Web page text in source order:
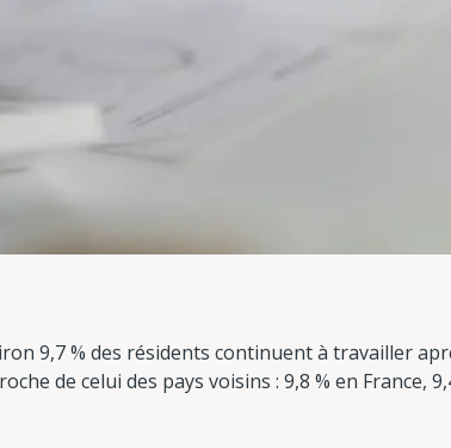
9,7 % des résidents continuent à travailler
de celui des pays voisins : 9,8 % en France,